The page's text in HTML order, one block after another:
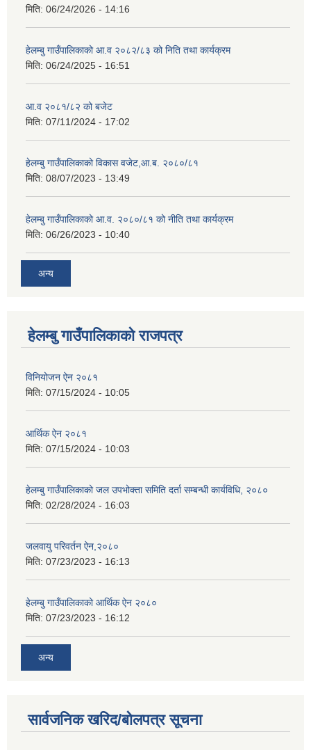
मिति: 06/24/2026 - 14:16
हेलम्बु गाउँपालिकाको आ.व २०८२/८३ को निति तथा कार्यक्रम
मिति: 06/24/2025 - 16:51
आ.व २०८१/८२ को बजेट
मिति: 07/11/2024 - 17:02
हेलम्बु गाउँपालिकाको विकास वजेट,आ.ब. २०८०/८१
मिति: 08/07/2023 - 13:49
हेलम्बु गाउँपालिकाको आ.व. २०८०/८१ को नीति तथा कार्यक्रम
मिति: 06/26/2023 - 10:40
अन्य
हेलम्बु गाउँपालिकाको राजपत्र
विनियोजन ऐन २०८१
मिति: 07/15/2024 - 10:05
आर्थिक ऐन २०८१
मिति: 07/15/2024 - 10:03
हेलम्बु गाउँपालिकाको जल उपभोक्ता समिति दर्ता सम्बन्धी कार्यविधि, २०८०
मिति: 02/28/2024 - 16:03
जलवायु परिवर्तन ऐन,२०८०
मिति: 07/23/2023 - 16:13
हेलम्बु गाउँपालिकाको आर्थिक ऐन २०८०
मिति: 07/23/2023 - 16:12
अन्य
सार्वजनिक खरिद/बोलपत्र सूचना